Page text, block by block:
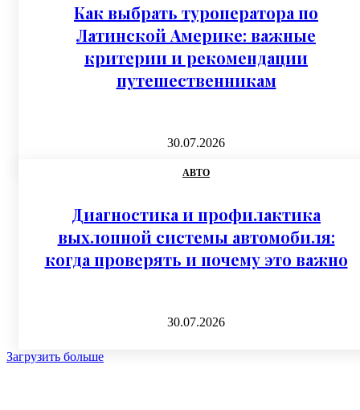
Как выбрать туроператора по
Латинской Америке: важные
критерии и рекомендации
путешественникам
30.07.2026
АВТО
Диагностика и профилактика
выхлопной системы автомобиля:
когда проверять и почему это важно
30.07.2026
Загрузить больше